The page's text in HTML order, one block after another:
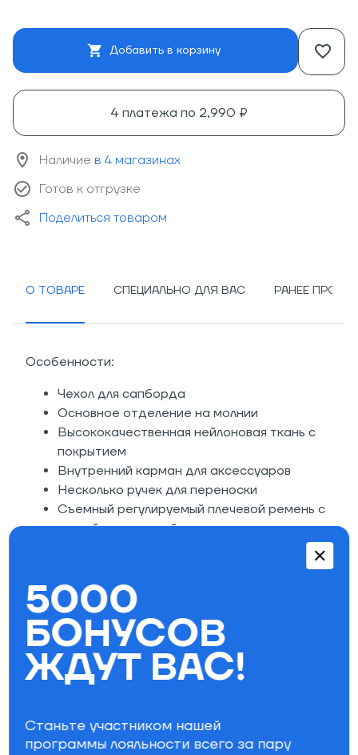
Добавить в корзину
4 платежа по 2,990 ₽
Наличие в 4 магазинах
Готов к отгрузке
Поделиться товаром
О ТОВАРЕ СПЕЦИАЛЬНО ДЛЯ ВАС РАНЕЕ
Особенности:
Чехол для сапборда
Основное отделение на молнии
Высококачественная нейлоновая ткань с
покрытием
Внутренний карман для аксессуаров
Несколько ручек для переноски
Съемный регулируемый плечевой ремень с
мягкой подкладкой
Серебристый полиэтилен на обратной
стороне и внутри для обеспечения
тепловой защиты
Отверстие для фина на липучке
Совместим с трехсекционными веслами
(имеется отделение для лопасти весла)
Кармашек с прозрачным окошком для ID-
удостоверения
5000
БОНУСОВ
ЖДУТ ВАС!
Станьте участником нашей
программы лояльности всего за пару